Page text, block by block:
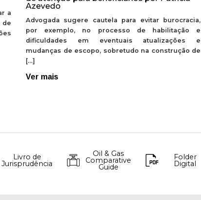
a
de
Azevedo
Advogada sugere cautela para evitar burocracia,
por exemplo, no processo de habilitação e
dificuldades em eventuais atualizações e
mudanças de escopo, sobretudo na construção de
[…]
Ver mais
Livro de
Jurisprudência
Oil & Gas
Comparative
Guide
Folder
Digital